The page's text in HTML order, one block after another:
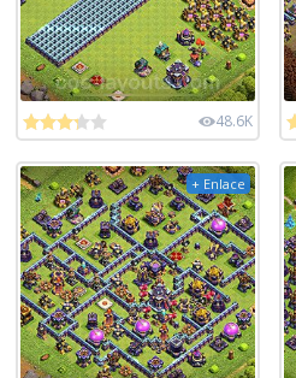
48.6K
+ Enlace